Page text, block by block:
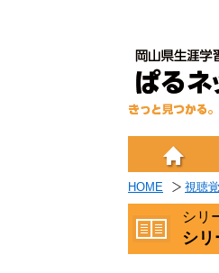
HOME 視聴
シリ
シ